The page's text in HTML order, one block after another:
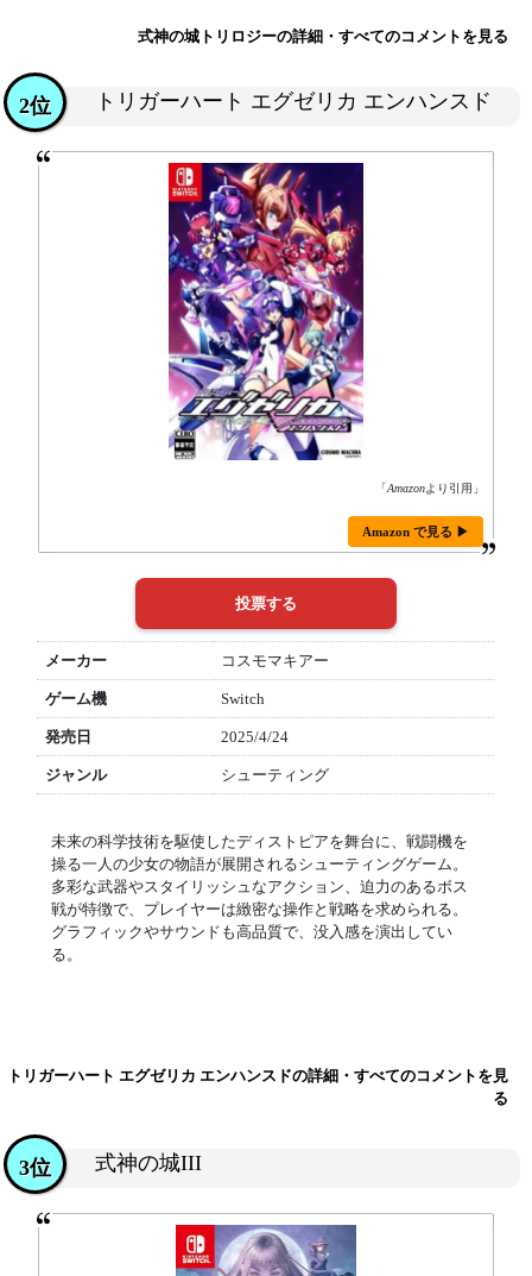
式神の城トリロジーの詳細・すべてのコメントを見る
トリガーハート エグゼリカ エンハンスド
2位
「Amazonより引用」
Amazon で見る ▶
メーカー コスモマキアー
ゲーム機 Switch
発売日 2025/4/24
ジャンル シューティング
未来の科学技術を駆使したディストピアを舞台に、戦闘機を
操る一人の少女の物語が展開されるシューティングゲーム。
多彩な武器やスタイリッシュなアクション、迫力のあるボス
戦が特徴で、プレイヤーは緻密な操作と戦略を求められる。
グラフィックやサウンドも高品質で、没入感を演出してい
る。
トリガーハート エグゼリカ エンハンスドの詳細・すべてのコメントを見
る
式神の城III
3位